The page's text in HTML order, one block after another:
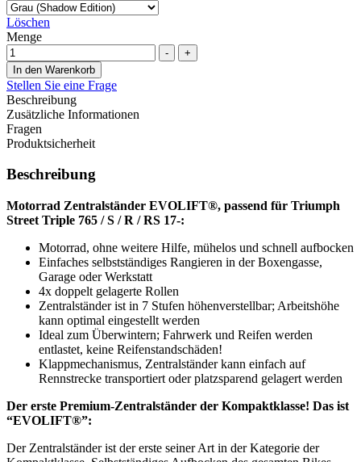
Löschen
Menge
-
+
In den Warenkorb
Stellen Sie eine Frage
Beschreibung
Zusätzliche Informationen
Fragen
Produktsicherheit
Beschreibung
Motorrad Zentralständer EVOLIFT®, passend für Triumph
Street Triple 765 / S / R / RS 17-:
Motorrad, ohne weitere Hilfe, mühelos und schnell aufbocken
Einfaches selbstständiges Rangieren in der Boxengasse,
Garage oder Werkstatt
4x doppelt gelagerte Rollen
Zentralständer ist in 7 Stufen höhenverstellbar; Arbeitshöhe
kann optimal eingestellt werden
Ideal zum Überwintern; Fahrwerk und Reifen werden
entlastet, keine Reifenstandschäden!
Klappmechanismus, Zentralständer kann einfach auf
Rennstrecke transportiert oder platzsparend gelagert werden
Der erste Premium-Zentralständer der Kompaktklasse! Das ist
“EVOLIFT®”:
Der Zentralständer ist der erste seiner Art in der Kategorie der